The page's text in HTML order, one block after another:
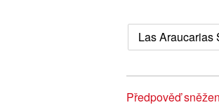
Las Araucarias
Předpověď